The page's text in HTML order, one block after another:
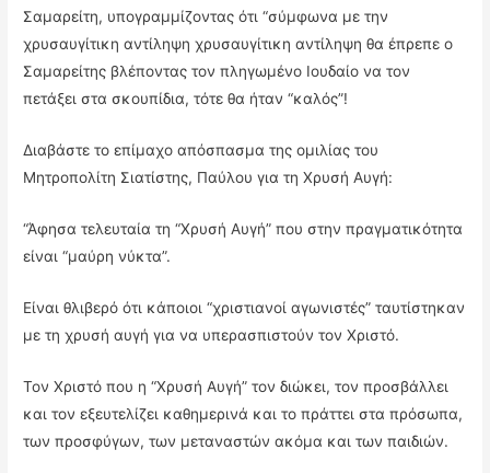
Σαμαρείτη, υπογραμμίζοντας ότι “σύμφωνα με την
χρυσαυγίτικη αντίληψη χρυσαυγίτικη αντίληψη θα έπρεπε ο
Σαμαρείτης βλέποντας τον πληγωμένο Ιουδαίο να τον
πετάξει στα σκουπίδια, τότε θα ήταν “καλός”!
Διαβάστε το επίμαχο απόσπασμα της ομιλίας του
Μητροπολίτη Σιατίστης, Παύλου για τη Χρυσή Αυγή:
“Άφησα τελευταία τη “Χρυσή Αυγή” που στην πραγματικότητα
είναι “μαύρη νύκτα”.
Είναι θλιβερό ότι κάποιοι “χριστιανοί αγωνιστές” ταυτίστηκαν
με τη χρυσή αυγή για να υπερασπιστούν τον Χριστό.
Τον Χριστό που η “Χρυσή Αυγή” τον διώκει, τον προσβάλλει
και τον εξευτελίζει καθημερινά και το πράττει στα πρόσωπα,
των προσφύγων, των μεταναστών ακόμα και των παιδιών.